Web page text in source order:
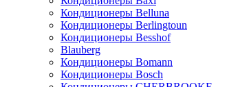
Кондиционеры Belluna
Кондиционеры Berlingtoun
Кондиционеры Besshof
Blauberg
Кондиционеры Bomann
Кондиционеры Bosch